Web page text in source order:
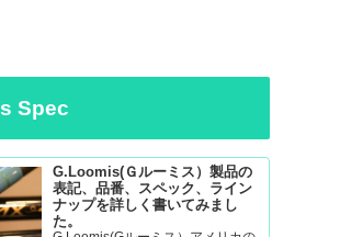
Spec
G.Loomis(Ｇルーミス）製品の
表記、品番、スペック、ライン
ナップを詳しく書いてみまし
た。